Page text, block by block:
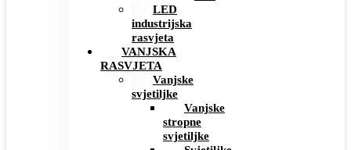
LED
industrijska
rasvjeta
VANJSKA
RASVJETA
Vanjske
svjetiljke
Vanjske
stropne
svjetiljke